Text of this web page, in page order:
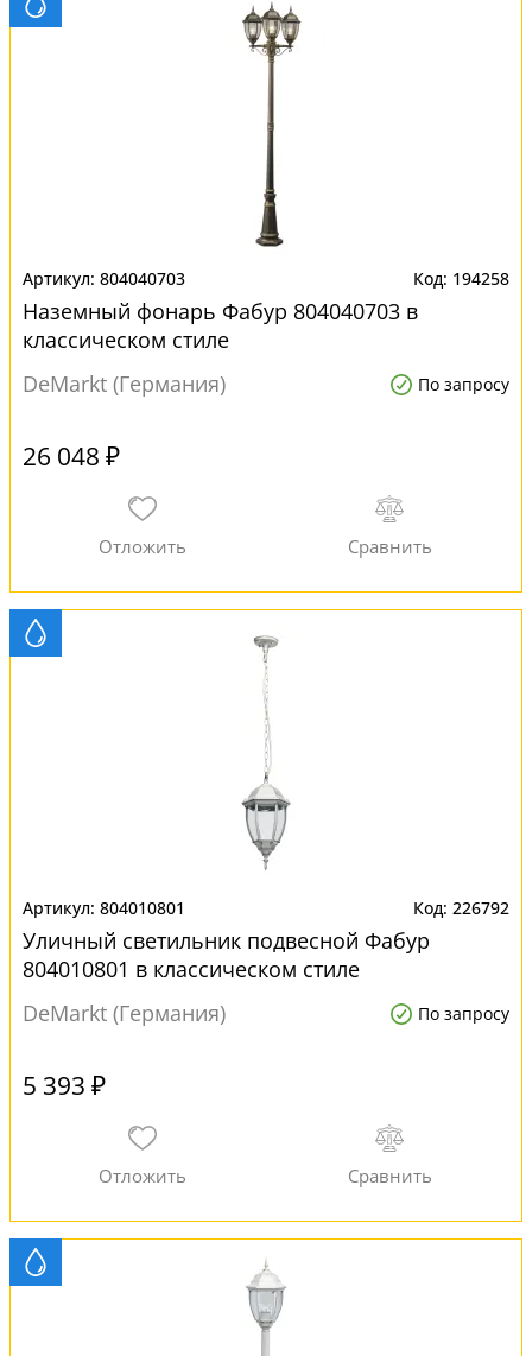
804040703 194258
Наземный фонарь Фабур 804040703 в
классическом стиле
DeMarkt (Германия)
По запросу
26 048 ₽
804010801 226792
Уличный светильник подвесной Фабур
804010801 в классическом стиле
DeMarkt (Германия)
По запросу
5 393 ₽